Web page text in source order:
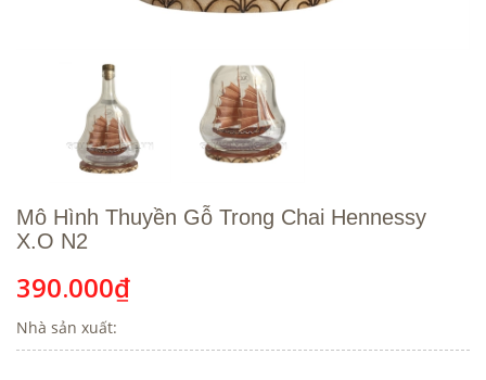
Mô Hình Thuyền Gỗ Trong Chai Hennessy
X.O N2
390.000₫
Nhà sản xuất: